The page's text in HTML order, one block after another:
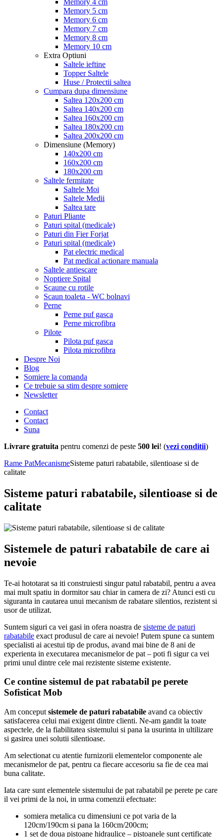
Memory 5 cm
Memory 6 cm
Memory 7 cm
Memory 8 cm
Memory 10 cm
Extra Optiuni
Saltele ieftine
Topper Saltele
Huse / Protectii saltea
Cumpara dupa dimensiune
Saltea 120x200 cm
Saltea 140x200 cm
Saltea 160x200 cm
Saltea 180x200 cm
Saltea 200x200 cm
Dimensiune (Memory)
140x200 cm
160x200 cm
180x200 cm
Saltele fermitate
Saltele Moi
Saltele Medii
Saltea tare
Paturi Pliante
Paturi spital (medicale)
Paturi din Fier Forjat
Paturi spital (medicale)
Pat electric medical
Pat medical actionare manuala
Saltele antiescare
Noptiere Spital
Scaune cu rotile
Scaun toaleta - WC bolnavi
Perne
Perne puf gasca
Perne microfibra
Pilote
Pilota puf gasca
Pilota microfibra
Despre Noi
Blog
Somiere la comanda
Ce trebuie sa stim despre somiere
Newsletter
Contact
Contact
Suna
Livrare gratuita pentru comenzi de peste 500 lei! (vezi conditii)
Rame PatMecanismeSisteme paturi rabatabile, silentioase si de
calitate
Sisteme paturi rabatabile, silentioase si de
calitate
Sistemele de paturi rabatabile de care ai
nevoie
Te-ai hototarat sa iti construiesti singur patul rabatabil, pentru a avea
mai mult spatiu in dormitor sau chiar in camera de zi? Atunci esti cu
siguranta in cautarea unui mecanism de rabatare silentios, rezistent si
usor de utilizat.
Suntem siguri ca vei gasi in ofera noastra de sisteme de paturi
rabatabile exact produsul de care ai nevoie! Putem spune ca suntem
specialisti ai acestui tip de produs, avand mai bine de 8 ani de
experienta in executarea mecanismelor de pat – poti fi sigur ca vei
primi unul dintre cele mai rezistente sisteme existente.
Ce contine sistemul de pat rabatabil pe perete
Sofisticat Mob
Am conceput sistemele de paturi rabatabile avand ca obiectiv
satisfacerea celui mai exigent dintre clienti. Ne-am gandit la toate
aspectele, de la fiabilitatea sistemului si pana la usurinta in ultilizare
si gasirea unei solutii silentioase.
Am selectionat cu atentie furnizorii elementelor componente ale
mecanismelor de pat, pentru ca fiecare accesoriu sa fie de cea mai
buna calitate.
Iata care sunt elementele sistemului de pat rabatabil pe perete pe care
il vei primi de la noi, in urma comenzii efectuate:
somiera metalica cu dimensiuni ce pot varia de la
120cm/190cm si pana la 160cm/200cm;
1 set de doua pistoane hidraulice – pistoanele sunt certificate